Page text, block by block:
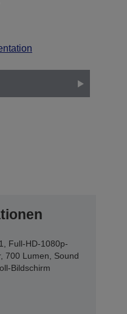
Full-HD-1080p-
700 Lumen, Sound
Bildschirm